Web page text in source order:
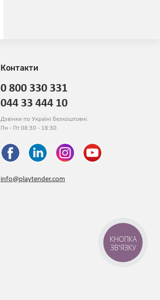
Контакти
0 800 330 331
044 33 444 10
Дзвінки по Україні безкоштовні.
Пн - Пт 08:30 - 18:30
info@playtender.com
КНОПКА
ЗВ'ЯЗКУ